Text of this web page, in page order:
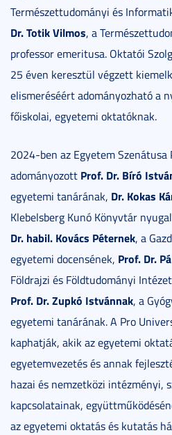
Természettudományi és
Dr. Totik Vilmos, a
professor emeritusa. Oktatói
25 éven keresztül végzett
elismeréséért adományozható a
főiskolai, egyetemi oktatóknak.
2024-ben az Egyetem
adományozott Prof. Dr. Bíró
egyetemi tanárának, Dr. Kokas
Klebelsberg Kunó Könyvtár
Dr. habil. Kovács Péternek, a
egyetemi docensének, Prof. Dr.
Földrajzi és Földtudományi
Prof. Dr. Zupkó Istvánnak, a
egyetemi tanárának. A Pro
kaphatják, akik az egyetemi
egyetemvezetés és annak
hazai és nemzetközi intézményi,
kapcsolatainak,
az egyetemi oktatás és kutatás